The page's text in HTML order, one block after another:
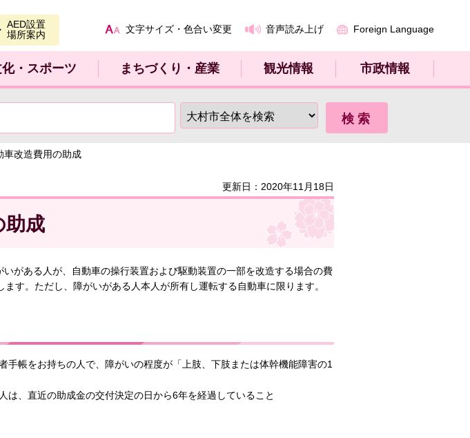
AED設置
場所案内
文字サイズ・色合い変更 音声読み上げ Foreign Language
・スポーツ まちづくり・産業 観光情報 市政情報
車改造費用の助成
更新日：2020年11月18日
助成
いがある人が、自動車の操行装置および駆動装置の一部を改造する場合の費
す。ただし、障がいがある人本人が所有し運転する自動車に限ります。
手帳をお持ちの人で、障がいの程度が「上肢、下肢または体幹機能障害の1
は、直近の助成金の交付決定の日から6年を経過していること